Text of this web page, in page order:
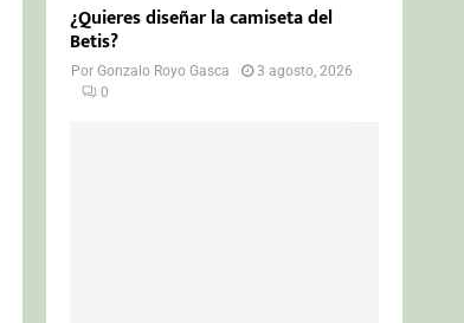
¿Quieres diseñar la camiseta del
Betis?
PorGonzalo Royo Gasca
3 agosto, 2026
0